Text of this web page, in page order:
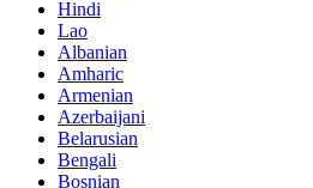
Hindi
Lao
Albanian
Amharic
Armenian
Azerbaijani
Belarusian
Bengali
Bosnian